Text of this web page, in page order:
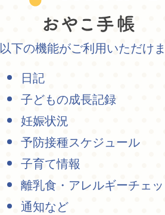
以下の機能がご利用いただけ
日記
子どもの成長記録
妊娠状況
予防接種スケジュール
子育て情報
離乳食・アレルギーチェ
通知など